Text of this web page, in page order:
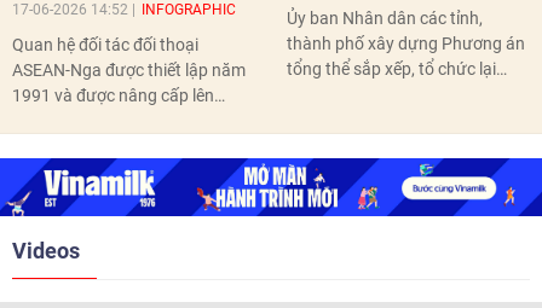
17-06-2026 14:52 INFOGRAPHIC
Quan hệ đối tác đối thoại
ASEAN-Nga được thiết lập năm
1991 và được nâng cấp lên
nghị Cấp cao vào các năm 2005,
2010, 2016, 2018, 2021.
Ủy ban Nhân dân các tỉnh,
thành phố xây dựng Phương án
tổng thể sắp xếp, tổ chức lại
Videos